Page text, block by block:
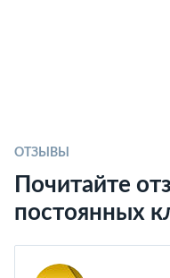
ОТЗЫВЫ
Почитайте
постоянных